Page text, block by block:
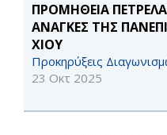
ΠΡΟΜΗΘΕΙΑ
ΑΝΑΓΚΕΣ ΤΗΣ
ΧΙΟΥ
Προκηρύξεις
23 Οκτ 2025